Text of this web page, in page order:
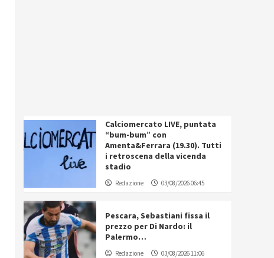
Calciomercato LIVE, puntata
“bum-bum” con
Amenta&Ferrara (19.30). Tutti
i retroscena della vicenda
stadio
Redazione 03/08/2026 06:45
Pescara, Sebastiani fissa il
prezzo per Di Nardo: il
Palermo…
Redazione 03/08/2026 11:06